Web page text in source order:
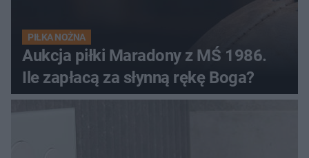
PIŁKA NOŻNA
Aukcja piłki Maradony z MŚ 1986.
Ile zapłacą za słynną rękę Boga?